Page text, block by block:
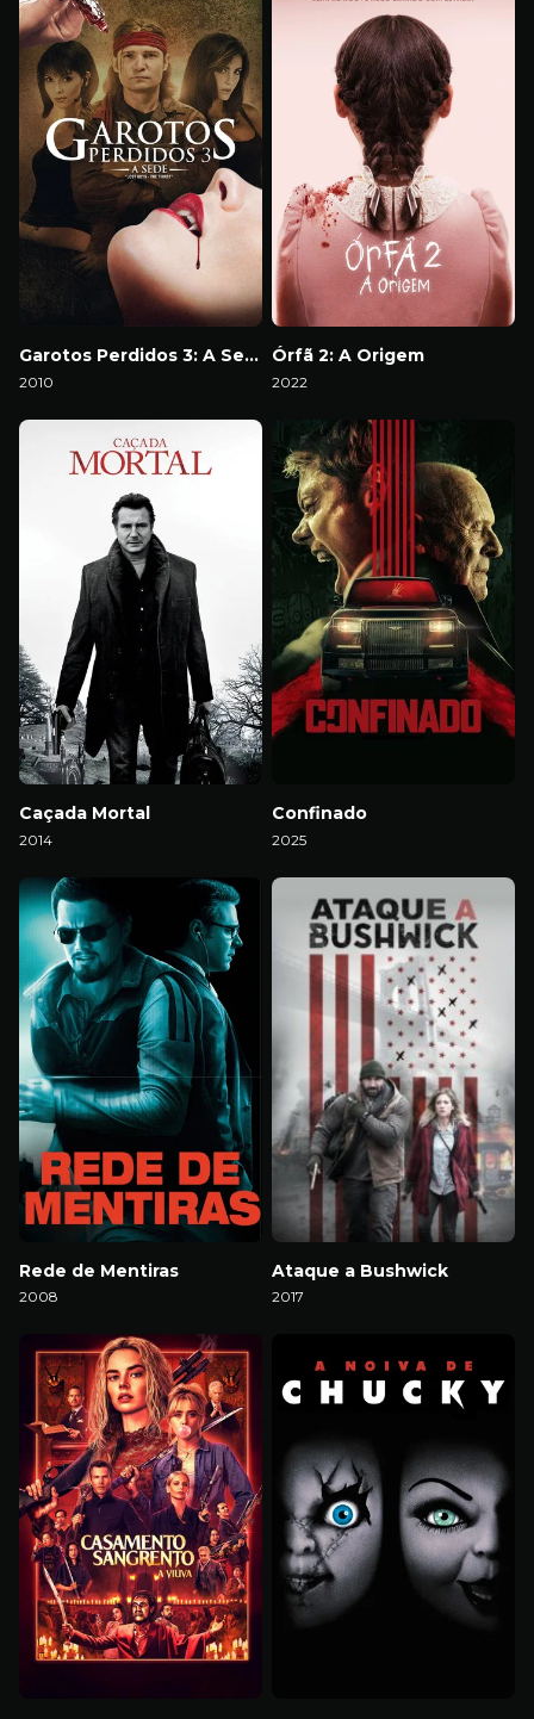
Garotos Perdidos 3: A Sede
2010
Órfã 2: A Origem
2022
Caçada Mortal
2014
Confinado
2025
Rede de Mentiras
2008
Ataque a Bushwick
2017